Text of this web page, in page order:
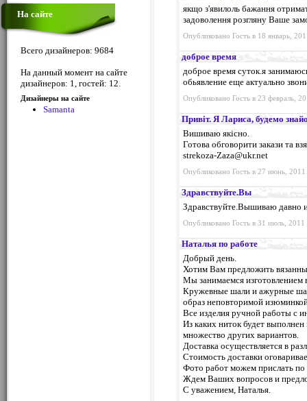
На сайте
Всего дизайнеров: 9684
На данный момент на сайте
дизайнеров: 1, гостей: 12.
Дизайнеры на сайте
Samanta
якщо з'явилоль бажання
задоволення розгляну Ваше
Опубликовано Гость в 18 январь,
доброе время
доброе время суток.я
обьявление еще актуально
Опубликовано Гость в 23 февраль,
Привіт. Я Лариса, будемо
Вишиваю якісно.
Готова обговорити закази та
strekoza-Zaza@ukr.net
Опубликовано Гость в 27 июнь,
Здравствуйте.Вы
Здравствуйте.Вышиваю давно
Опубликовано Гость в 31 июль,
Наталья по работе
Добрый день.
Хотим Вам предложить
Мы занимаемся изготовлением
Кружевные шали и ажурные
образ неповторимой
Все изделия ручной работы с
Из каких ниток будет
множество других вариантов.
Доставка осуществляется в
Стоимость доставки
Фото работ можем прислать по
Ждем Ваших вопросов и
С уважением, Наталья.